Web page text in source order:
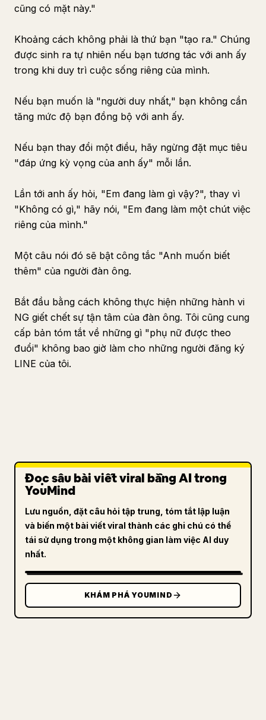
cũng có mặt này."
Khoảng cách không phải là thứ bạn "tạo ra." Chúng
được sinh ra tự nhiên nếu bạn tương tác với anh ấy
trong khi duy trì cuộc sống riêng của mình.
Nếu bạn muốn là "người duy nhất," bạn không cần
tăng mức độ bạn đồng bộ với anh ấy.
Nếu bạn thay đổi một điều, hãy ngừng đặt mục tiêu
"đáp ứng kỳ vọng của anh ấy" mỗi lần.
Lần tới anh ấy hỏi, "Em đang làm gì vậy?", thay vì
"Không có gì," hãy nói, "Em đang làm một chút việc
riêng của mình."
Một câu nói đó sẽ bật công tắc "Anh muốn biết
thêm" của người đàn ông.
Bắt đầu bằng cách không thực hiện những hành vi
NG giết chết sự tận tâm của đàn ông. Tôi cũng cung
cấp bản tóm tắt về những gì "phụ nữ được theo
đuổi" không bao giờ làm cho những người đăng ký
LINE của tôi.
Đọc sâu bài viết viral bằng AI trong
YouMind
Lưu nguồn, đặt câu hỏi tập trung, tóm tắt lập luận
và biến một bài viết viral thành các ghi chú có thể
tái sử dụng trong một không gian làm việc AI duy
nhất.
KHÁM PHÁ YOUMIND